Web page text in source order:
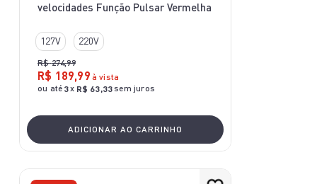
velocidades Função Pulsar Vermelha
220V
127V
R$ 274,99
R$ 189,99 à vista
ou até 3x R$ 63,33sem juros
ADICIONAR AO CARRINHO